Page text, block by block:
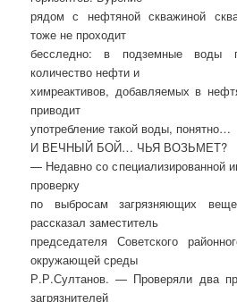
рядом с нефтяной скважиной
тоже не проходит
бесследно: в подземные воды
количество нефти и
химреактивов, добавляемых в
приводит
употребление такой воды, понятно…
И ВЕЧНЫЙ БОЙ… ЧЬЯ ВОЗЬМЕТ?
— Недавно со специализированной
проверку
по выбросам загрязняющих
рассказал заместитель
председателя Советского
окружающей среды
Р.Р.Султанов. — Проверяли два
загрязнителей